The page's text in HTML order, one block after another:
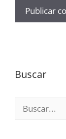
Buscar